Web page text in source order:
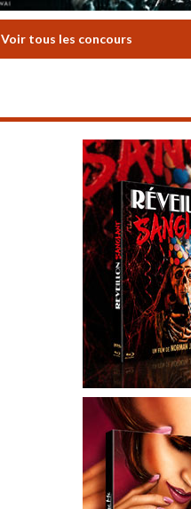
Voir tous les concours